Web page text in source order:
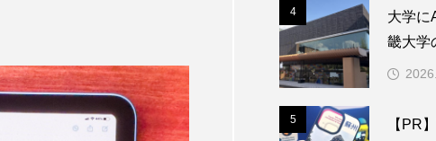
4
大学に
畿大学
1日限
5
【PR